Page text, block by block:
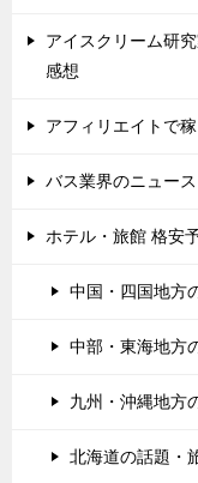
アイスクリーム研
感想
アフィリエイトで
バス業界のニュー
ホテル・旅館 格安
中国・四国地方
中部・東海地方
九州・沖縄地方
北海道の話題・